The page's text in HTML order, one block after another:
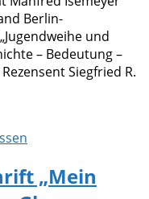
Berlin-
und
– Bedeutung –
Siegfried R.
„Mein